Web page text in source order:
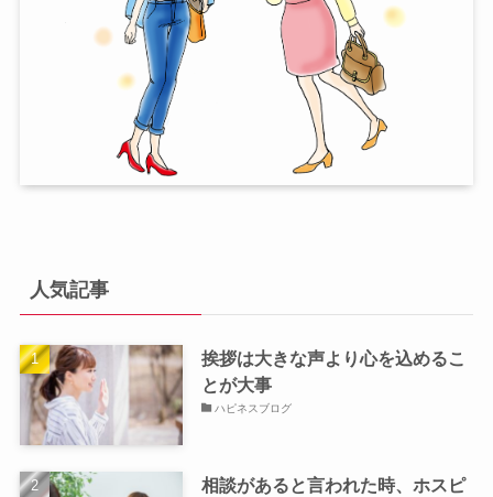
人気記事
挨拶は大きな声より心を込めるこ
とが大事
ハピネスブログ
相談があると言われた時、ホスピ